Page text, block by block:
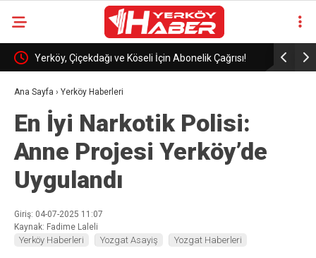
Yerköy, Çiçekdağı ve Köseli İçin Abonelik Çağrısı! Asayiş
Ana Sayfa › Yerköy Haberleri
En İyi Narkotik Polisi:
Anne Projesi Yerköy’de
Uygulandı
Giriş: 04-07-2025 11:07
Kaynak: Fadime Laleli
Yerköy Haberleri Yozgat Asayiş Yozgat Haberleri